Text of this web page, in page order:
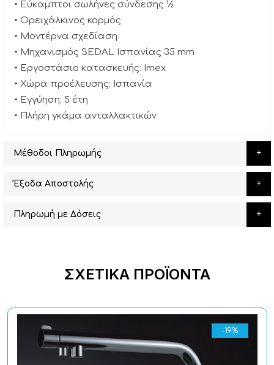
• Εύκαμπτοι σωλήνες σύνδεσης ½
• Ορειχάλκινος κορμός
• Μοντέρνα σχεδίαση
• Μηχανισμός SEDAL Ισπανίας 35 mm
• Εργοστάσιο κατασκευής: Imex
• Χώρα προέλευσης: Ισπανία
• Εγγύηση: 5 έτη
• Πλήρη γκάμα ανταλλακτικών
Μέθοδοι Πληρωμής
Έξοδα Αποστολής
Πληρωμή με Δόσεις
ΣΧΕΤΙΚΆ ΠΡΟΪΌΝΤΑ
-19%